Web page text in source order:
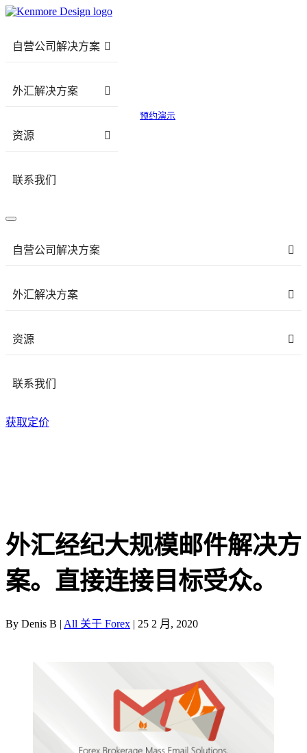
自营公司解决方案
外汇解决方案
资源
联系我们
预约演示
自营公司解决方案
外汇解决方案
资源
联系我们
获取定价
外汇经纪大规模邮件解决方
案。直接连接目标受众。
By Denis B | All 关于 Forex | 25 2 月, 2020